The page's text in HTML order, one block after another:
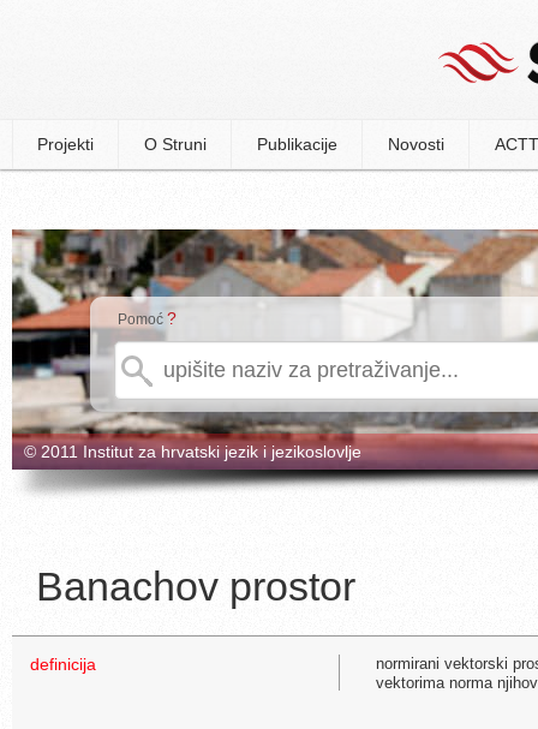
Projekti O Struni Publikacije Novosti
Pomoć ?
© 2011 Institut za hrvatski jezik i jezikoslovlje
Banachov prostor
definicija
normirani vektorski
vektorima norma